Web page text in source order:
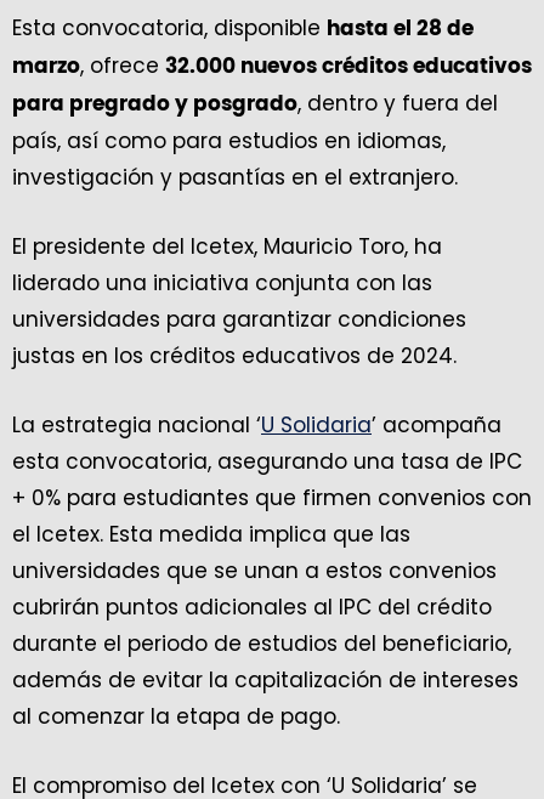
Esta convocatoria, disponible hasta el 28 de
marzo, ofrece 32.000 nuevos créditos educativos
para pregrado y posgrado, dentro y fuera del
país, así como para estudios en idiomas,
investigación y pasantías en el extranjero.
El presidente del Icetex, Mauricio Toro, ha
liderado una iniciativa conjunta con las
universidades para garantizar condiciones
justas en los créditos educativos de 2024.
La estrategia nacional ‘U Solidaria’ acompaña
esta convocatoria, asegurando una tasa de IPC
+ 0% para estudiantes que firmen convenios con
el Icetex. Esta medida implica que las
universidades que se unan a estos convenios
cubrirán puntos adicionales al IPC del crédito
durante el periodo de estudios del beneficiario,
además de evitar la capitalización de intereses
al comenzar la etapa de pago.
El compromiso del Icetex con ‘U Solidaria’ se